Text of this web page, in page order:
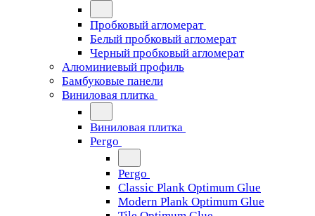
Пробковый агломерат
Белый пробковый агломерат
Черный пробковый агломерат
Алюминиевый профиль
Бамбуковые панели
Виниловая плитка
Виниловая плитка
Pergo
Pergo
Classic Plank Optimum Glue
Modern Plank Optimum Glue